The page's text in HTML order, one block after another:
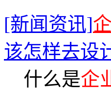
[新闻资讯]
该怎样去设
什么是企